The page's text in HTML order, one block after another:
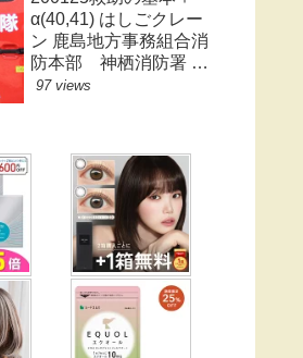
α(40,41) はしごクレー
ン 鹿島地方事務組合消
防本部 神栖消防署
警防グループ 高木源
97 views